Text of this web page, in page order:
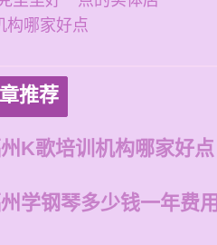
构哪家好点
推荐
K歌培训机构哪家好点
学钢琴多少钱一年费用